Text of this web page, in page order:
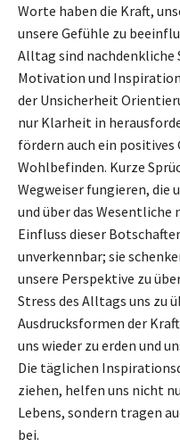
Worte haben die Kraft,
unsere Gefühle zu
Alltag sind nachdenkliche
Motivation und
der Unsicherheit
nur Klarheit in
fördern auch ein
Wohlbefinden. Kurze
Wegweiser fungieren, die
und über das
Einfluss dieser
unverkennbar; sie
unsere Perspektive zu
Stress des Alltags uns zu
Ausdrucksformen der
uns wieder zu erden und
Die täglichen
ziehen, helfen uns nicht
Lebens, sondern tragen
bei.